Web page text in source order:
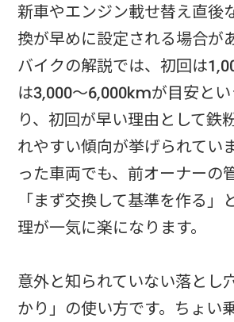
新車やエンジン載せ替え直後
換が早めに設定される場合が
バイクの解説では、初回は
は3,000〜6,000kmが目安と
り、初回が早い理由として鉄
れやすい傾向が挙げられてい
った車両でも、前オーナーの
「まず交換して基準を作る」
理が一気に楽になります。
意外と知られていない落とし
かり」の使い方です。ちょい